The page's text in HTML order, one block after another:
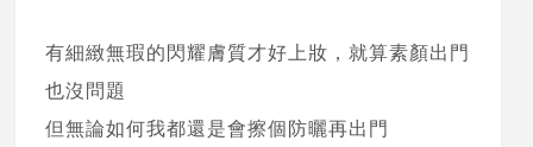
有細緻無瑕的閃耀膚質才好上妝，就算素顏出門
也沒問題
但無論如何我都還是會擦個防曬再出門